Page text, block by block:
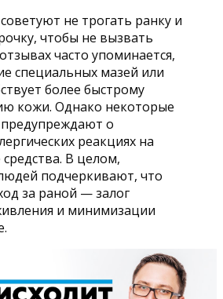
не трогать ранку и
чтобы не вызвать
часто упоминается,
специальных мазей или
более быстрому
кожи. Однако некоторые
о
реакциях на
В целом,
подчеркивают, что
за раной — залог
и минимизации